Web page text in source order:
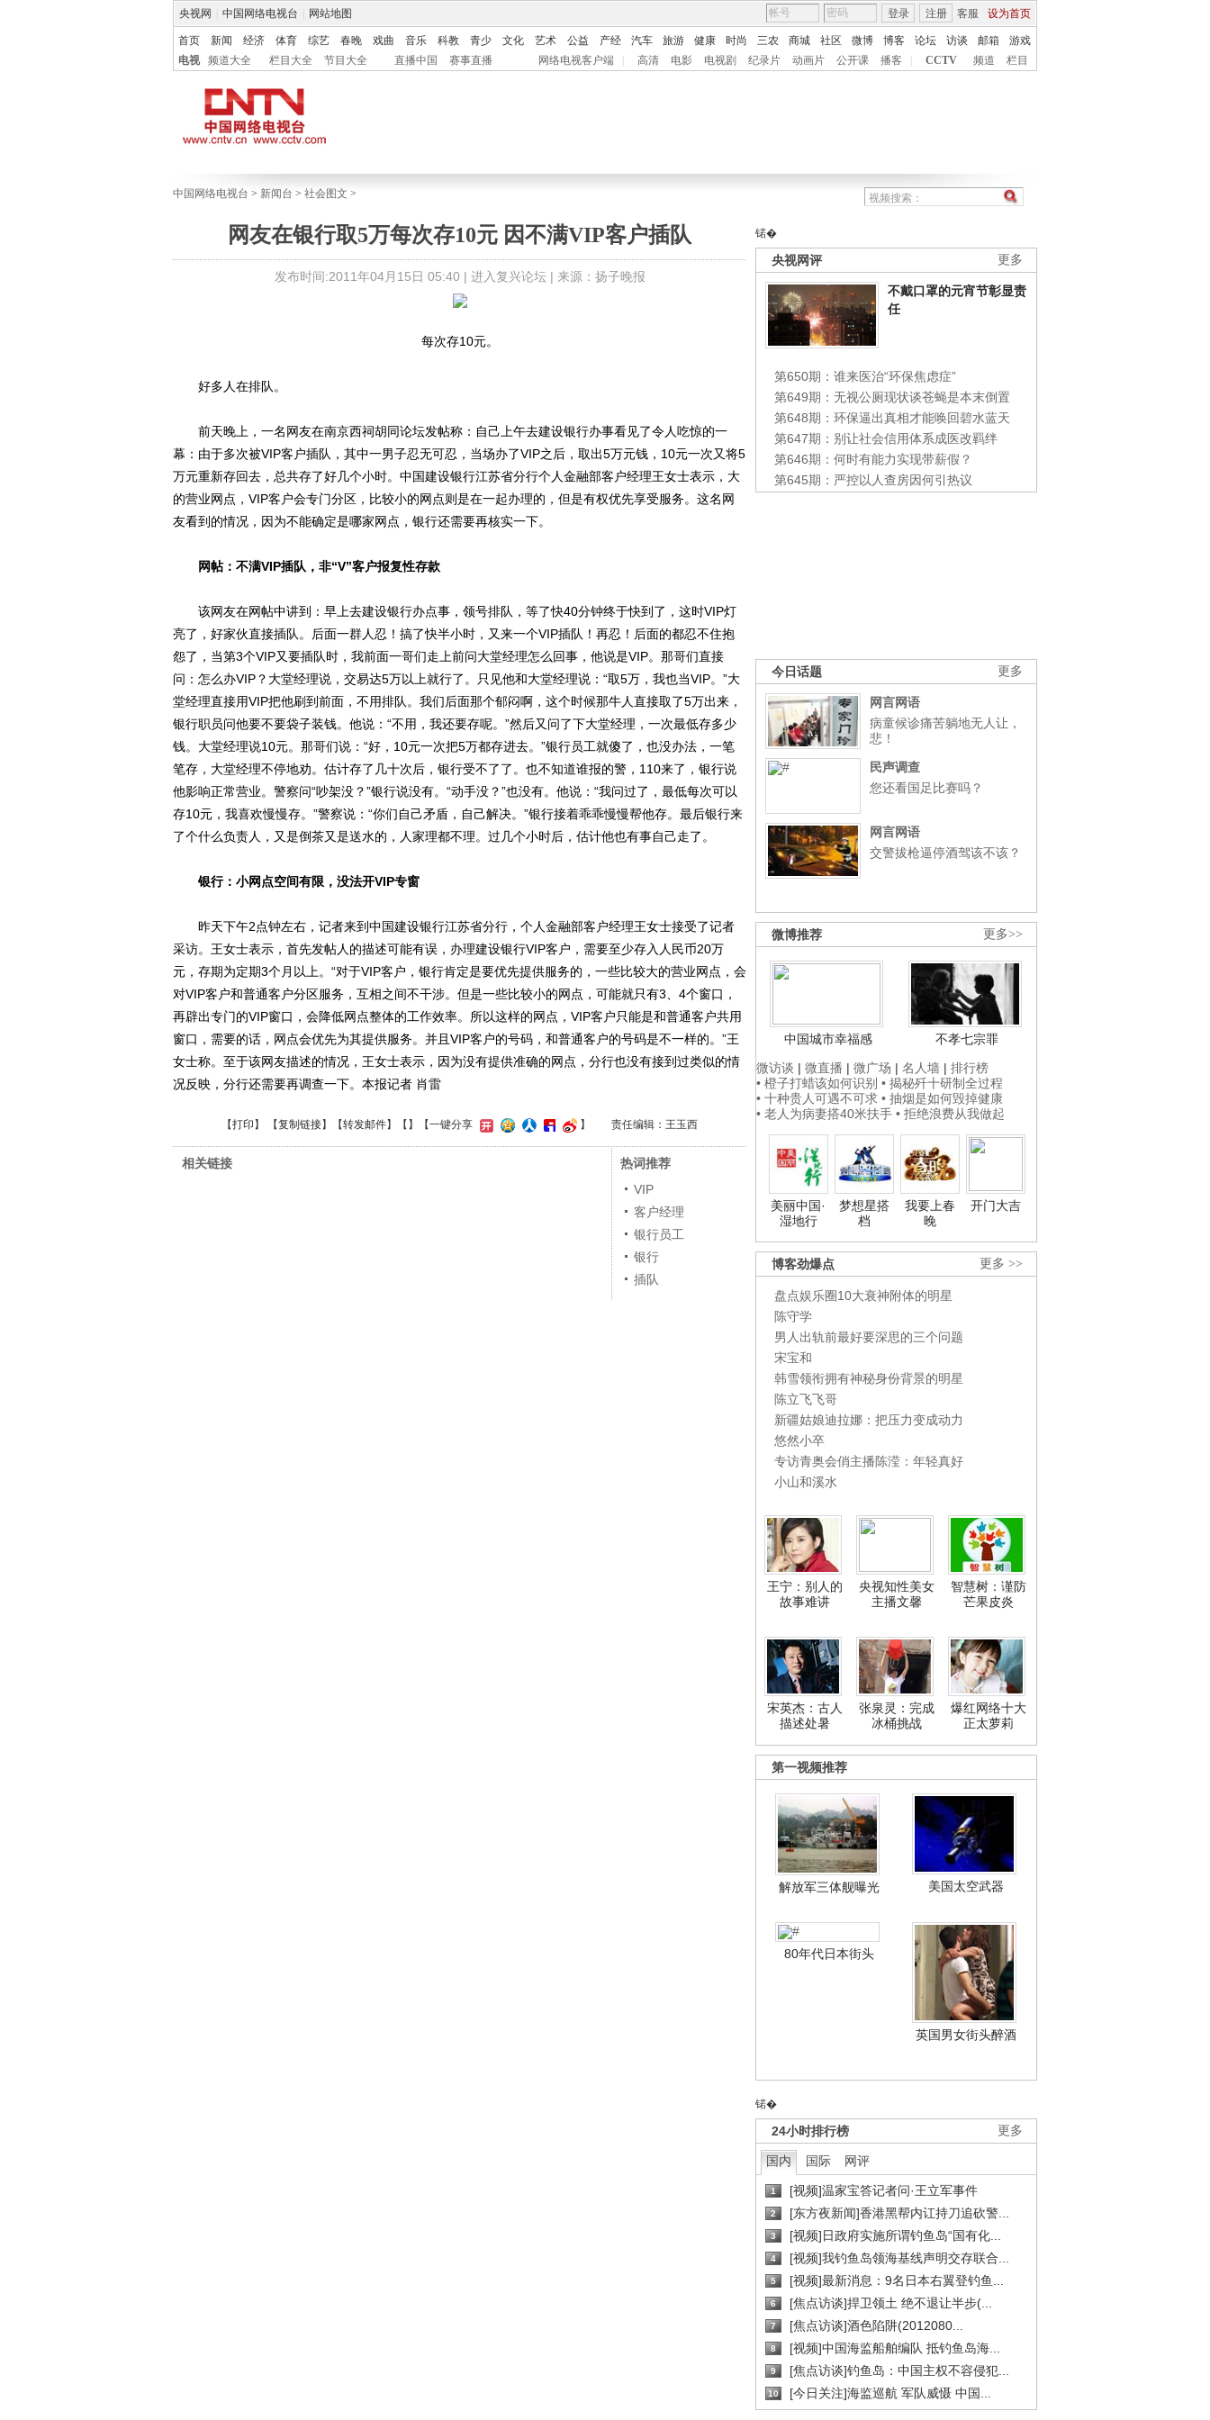
央视网 中国网络电视台 网站地图 客服 设为首页
登录 注册
首页 新闻 经济 体育 综艺 春晚 戏曲 音乐 科教 青少 文化 艺术 公益 产经 汽车 旅游 健康 时尚 三农 商城 社区 微博 博客 论坛 访谈 邮箱
游戏
电视
频道大全 栏目大全 节目大全 直播中国 赛事直播 网络电视客户端 高清 电影 电视剧 纪录片 动画片 公开课 播客 CCTV 频道 栏目
中国网络电视台 > 新闻台 > 社会图文 >
网友在银行取5万每次存10元 因不满VIP客户插队
发布时间:2011年04月15日 05:40 | 进入复兴论坛| 来源：扬子晚报
锘�
更多
央视网评
不戴口罩的元宵节彰显责
任
第650期：谁来医治“环保焦虑症”
第649期：无视公厕现状谈苍蝇是本末倒置
第648期：环保逼出真相才能唤回碧水蓝天
第647期：别让社会信用体系成医改羁绊
第646期：何时有能力实现带薪假？
第645期：严控以人查房因何引热议
更多
今日话题
网言网语
病童候诊痛苦躺地无人让，
悲！
民声调查
您还看国足比赛吗？
网言网语
交警拔枪逼停酒驾该不该？
更多>>
微博推荐
中国城市幸福感
不孝七宗罪
微访谈 | 微直播 | 微广场 | 名人墙 | 排行榜
• 橙子打蜡该如何识别 • 揭秘歼十研制全过程
• 十种贵人可遇不可求 • 抽烟是如何毁掉健康
• 老人为病妻搭40米扶手 • 拒绝浪费从我做起
美丽中国·
湿地行
梦想星搭
档
我要上春
晚
开门大吉
更多 >>
博客劲爆点
盘点娱乐圈10大衰神附体的明星
陈守学
男人出轨前最好要深思的三个问题
宋宝和
韩雪领衔拥有神秘身份背景的明星
陈立飞飞哥
新疆姑娘迪拉娜：把压力变成动力
悠然小卒
专访青奥会俏主播陈滢：年轻真好
小山和溪水
王宁：别人的
故事难讲
央视知性美女
主播文馨
智慧树：谨防
芒果皮炎
宋英杰：古人
描述处暑
张泉灵：完成
冰桶挑战
爆红网络十大
正太萝莉
第一视频推荐
解放军三体舰曝光 美国太空武器
80年代日本街头
英国男女街头醉酒
锘�
更多
24小时排行榜
国内 国际 网评
1 [视频]温家宝答记者问·王立军事件
2 [东方夜新闻]香港黑帮内讧持刀追砍警...
3 [视频]日政府实施所谓钓鱼岛“国有化...
4 [视频]我钓鱼岛领海基线声明交存联合...
5 [视频]最新消息：9名日本右翼登钓鱼...
6 [焦点访谈]捍卫领土 绝不退让半步(...
7 [焦点访谈]酒色陷阱(2012080...
8 [视频]中国海监船舶编队 抵钓鱼岛海...
9 [焦点访谈]钓鱼岛：中国主权不容侵犯...
10 [今日关注]海监巡航 军队威慑 中国...
每次存10元。
好多人在排队。
前天晚上，一名网友在南京西祠胡同论坛发帖称：自己上午去建设银行办事看见了令人吃惊的一
幕：由于多次被VIP客户插队，其中一男子忍无可忍，当场办了VIP之后，取出5万元钱，10元一次又将5
万元重新存回去，总共存了好几个小时。中国建设银行江苏省分行个人金融部客户经理王女士表示，大
的营业网点，VIP客户会专门分区，比较小的网点则是在一起办理的，但是有权优先享受服务。这名网
友看到的情况，因为不能确定是哪家网点，银行还需要再核实一下。
网帖：不满VIP插队，非“V”客户报复性存款
该网友在网帖中讲到：早上去建设银行办点事，领号排队，等了快40分钟终于快到了，这时VIP灯
亮了，好家伙直接插队。后面一群人忍！搞了快半小时，又来一个VIP插队！再忍！后面的都忍不住抱
怨了，当第3个VIP又要插队时，我前面一哥们走上前问大堂经理怎么回事，他说是VIP。那哥们直接
问：怎么办VIP？大堂经理说，交易达5万以上就行了。只见他和大堂经理说：“取5万，我也当VIP。”大
堂经理直接用VIP把他刷到前面，不用排队。我们后面那个郁闷啊，这个时候那牛人直接取了5万出来，
银行职员问他要不要袋子装钱。他说：“不用，我还要存呢。”然后又问了下大堂经理，一次最低存多少
钱。大堂经理说10元。那哥们说：“好，10元一次把5万都存进去。”银行员工就傻了，也没办法，一笔
笔存，大堂经理不停地劝。估计存了几十次后，银行受不了了。也不知道谁报的警，110来了，银行说
他影响正常营业。警察问“吵架没？”银行说没有。“动手没？”也没有。他说：“我问过了，最低每次可以
存10元，我喜欢慢慢存。”警察说：“你们自己矛盾，自己解决。”银行接着乖乖慢慢帮他存。最后银行来
了个什么负责人，又是倒茶又是送水的，人家理都不理。过几个小时后，估计他也有事自己走了。
银行：小网点空间有限，没法开VIP专窗
昨天下午2点钟左右，记者来到中国建设银行江苏省分行，个人金融部客户经理王女士接受了记者
采访。王女士表示，首先发帖人的描述可能有误，办理建设银行VIP客户，需要至少存入人民币20万
元，存期为定期3个月以上。“对于VIP客户，银行肯定是要优先提供服务的，一些比较大的营业网点，会
对VIP客户和普通客户分区服务，互相之间不干涉。但是一些比较小的网点，可能就只有3、4个窗口，
再辟出专门的VIP窗口，会降低网点整体的工作效率。所以这样的网点，VIP客户只能是和普通客户共用
窗口，需要的话，网点会优先为其提供服务。并且VIP客户的号码，和普通客户的号码是不一样的。”王
女士称。至于该网友描述的情况，王女士表示，因为没有提供准确的网点，分行也没有接到过类似的情
况反映，分行还需要再调查一下。本报记者 肖雷
【打印 】 【复制链接】【转发邮件】【 】 【一键分享 】 责任编辑：王玉西
相关链接
热词推荐
VIP
客户经理
银行员工
银行
插队